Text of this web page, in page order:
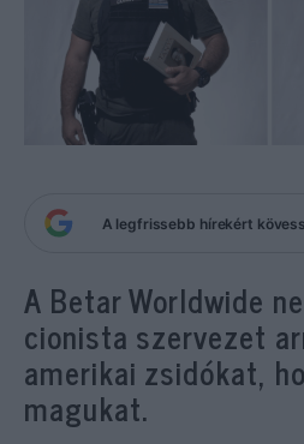
A legfrissebb hírekért
A Betar Worldwide
cionista szervezet
amerikai zsidókat,
magukat.